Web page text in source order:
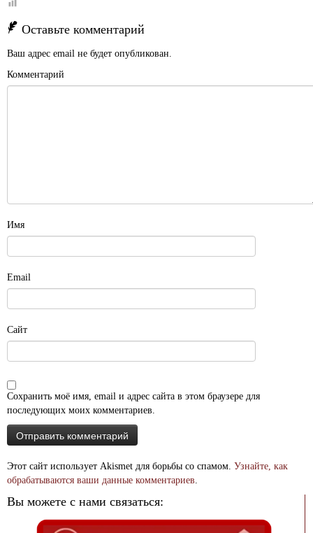
Оставьте комментарий
Ваш адрес email не будет опубликован.
Комментарий
Имя
Email
Сайт
Сохранить моё имя, email и адрес сайта в этом браузере для
последующих моих комментариев.
Этот сайт использует Akismet для борьбы со спамом. Узнайте, как
обрабатываются ваши данные комментариев.
Вы можете с нами связаться: